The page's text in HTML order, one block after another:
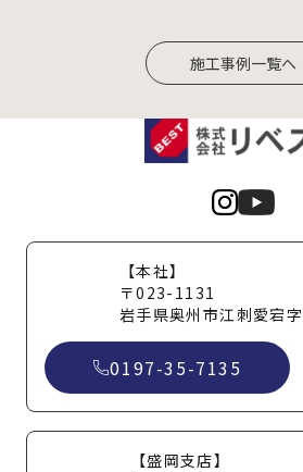
施工事例一覧へ
【本社】
〒023-1131
岩手県奥州市江刺愛宕
0197-35-7135
【盛岡支店】